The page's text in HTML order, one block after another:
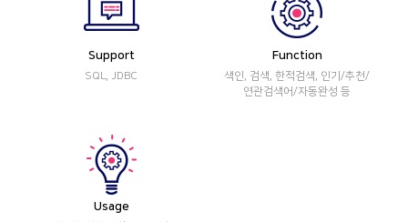
Support
SQL, JDBC
Function
색인, 검색, 한적검색, 인기/추천/
연관검색어/자동완성 등
Usage